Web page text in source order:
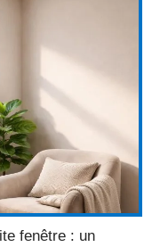
fenêtre : un